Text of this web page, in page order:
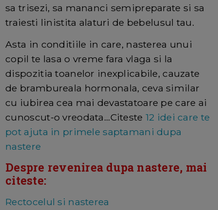
sa trisezi, sa mananci semipreparate si sa
traiesti linistita alaturi de bebelusul tau.
Asta in conditiile in care, nasterea unui
copil te lasa o vreme fara vlaga si la
dispozitia toanelor inexplicabile, cauzate
de brambureala hormonala, ceva similar
cu iubirea cea mai devastatoare pe care ai
cunoscut-o vreodata...Citeste 12 idei care te
pot ajuta in primele saptamani dupa
nastere
Despre revenirea dupa nastere, mai
citeste:
Rectocelul si nasterea